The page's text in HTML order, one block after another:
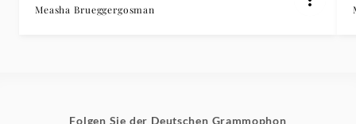
Measha Brueggergosman
Folgen Sie der Deutschen Grammophon